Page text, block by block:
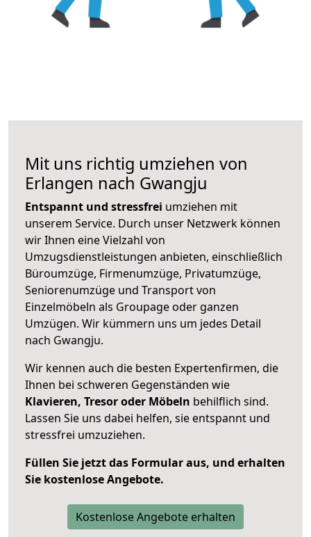
Mit uns richtig umziehen von
Erlangen nach Gwangju
Entspannt und stressfrei umziehen mit
unserem Service. Durch unser Netzwerk können
wir Ihnen eine Vielzahl von
Umzugsdienstleistungen anbieten, einschließlich
Büroumzüge, Firmenumzüge, Privatumzüge,
Seniorenumzüge und Transport von
Einzelmöbeln als Groupage oder ganzen
Umzügen. Wir kümmern uns um jedes Detail
nach Gwangju.
Wir kennen auch die besten Expertenfirmen, die
Ihnen bei schweren Gegenständen wie
Klavieren, Tresor oder Möbeln behilflich sind.
Lassen Sie uns dabei helfen, sie entspannt und
stressfrei umzuziehen.
Füllen Sie jetzt das Formular aus, und erhalten
Sie kostenlose Angebote.
Kostenlose Angebote erhalten